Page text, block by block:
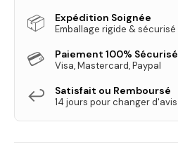
📦 Expédition Soignée
Emballage rigide & sécurisé
💳 Paiement 100% Sécurisé
Visa, Mastercard, Paypal
↩️ Satisfait ou Remboursé
14 jours pour changer d'avis